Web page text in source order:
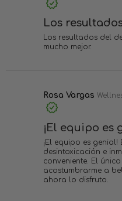
Los
Los resultados del
mucho mejor.
Rosa Vargas
¡El equipo es
¡El equipo es
desintoxicación e
conveniente. El
acostumbrarme a
ahora lo disfruto.